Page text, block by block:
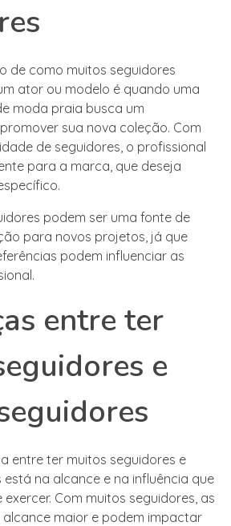
de como muitos seguidores
ator ou modelo é quando uma
moda praia busca um
sua nova coleção. Com
de seguidores, o profissional
para a marca, que deseja
podem ser uma fonte de
para novos projetos, já que
podem influenciar as
entre ter
e
entre ter muitos seguidores e
na alcance e na influência que
Com muitos seguidores, as
maior e podem impactar